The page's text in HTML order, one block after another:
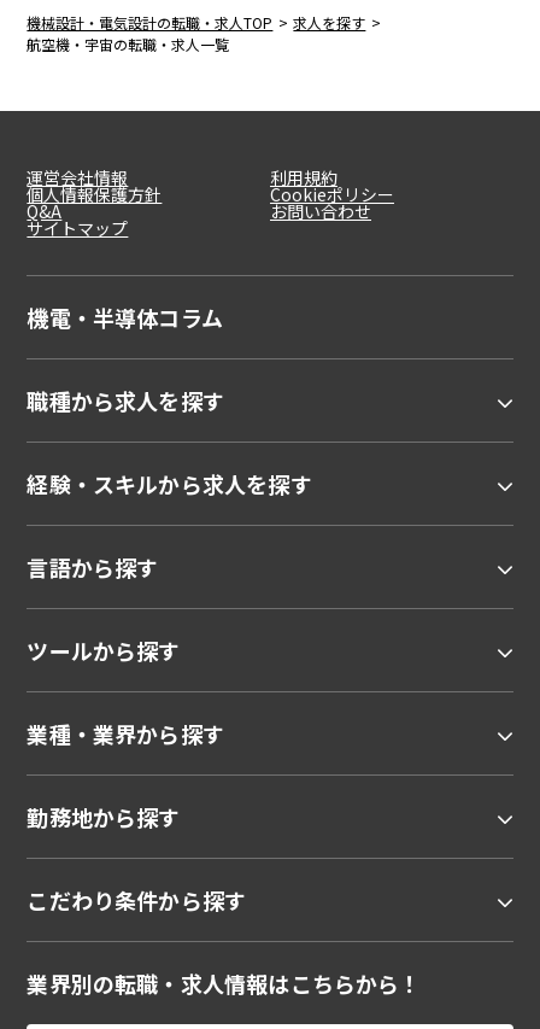
機械設計・電気設計の転職・求人TOP
求人を探す
航空機・宇宙の転職・求人一覧
運営会社情報 利用規約
個人情報保護方針 Cookieポリシー
Q&A お問い合わせ
サイトマップ
機電・半導体コラム
職種から求人を探す
経験・スキルから求人を探す
言語から探す
ツールから探す
業種・業界から探す
勤務地から探す
こだわり条件から探す
業界別の転職・求人情報はこちらから！